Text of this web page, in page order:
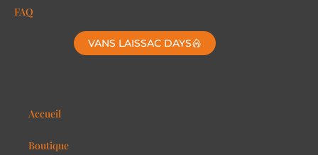
FAQ
VANS LAISSAC DAYS
Accueil
Boutique